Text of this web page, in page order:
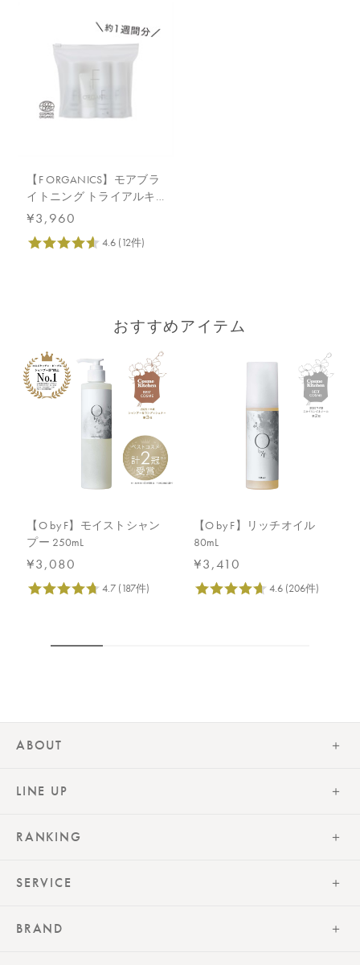
【F ORGANICS】モアブラ
イトニング トライアルキ
ット
¥3,960
おすすめアイテム
【O by F】モイストシャン
プー 250mL
¥3,080
【O by F】リッチオイル
80mL
¥3,410
ABOUT
LINE UP
RANKING
SERVICE
BRAND